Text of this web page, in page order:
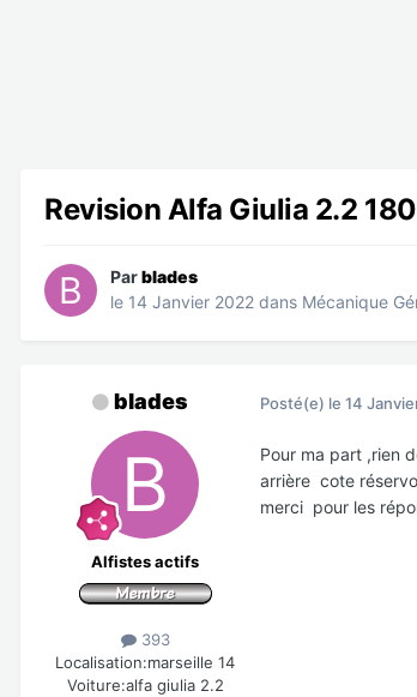
Revision Alfa Giulia 2.2 180
Parblades
le 14 Janvier 2022 dans Mécanique
blades
Alfistes actifs
393
Localisation:marseille 14
Voiture:alfa giulia 2.2
Posté(e) le 14
Pour ma part ,rien
arrière cote
merci pour les